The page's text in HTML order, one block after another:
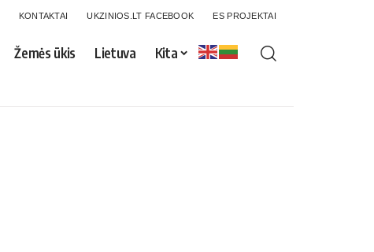
KONTAKTAI UKZINIOS.LT FACEBOOK ES PROJEKTAI
Žemės ūkis Lietuva Kita